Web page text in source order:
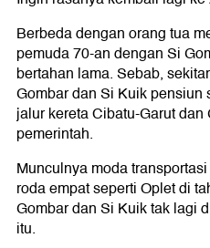
Berbeda dengan orang tua
pemuda 70-an dengan Si
bertahan lama. Sebab,
Gombar dan Si Kuik
jalur kereta Cibatu-Garut
pemerintah.
Munculnya moda
roda empat seperti Oplet di
Gombar dan Si Kuik tak lagi
itu.